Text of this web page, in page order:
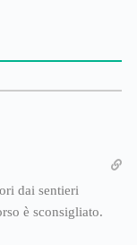
dai sentieri
è sconsigliato.